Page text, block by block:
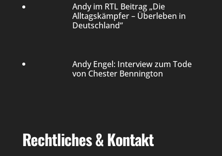
Andy im RTL Beitrag „Die
Alltagskämpfer – Überleben in
Deutschland“
Andy Engel: Interview zum Tode
von Chester Bennington
Rechtliches & Kontakt